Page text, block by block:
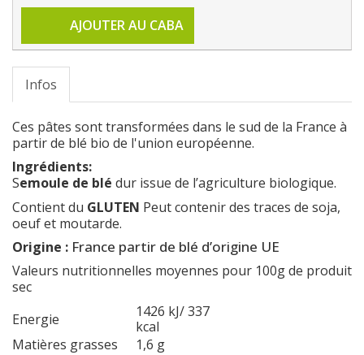
AJOUTER AU CABA
Infos
Ces pâtes sont transformées dans le sud de la France à
partir de blé bio de l'union européenne.
Ingrédients:
Semoule de blé dur issue de l’agriculture biologique.
Contient du GLUTEN Peut contenir des traces de soja,
oeuf et moutarde.
Origine : France partir de blé d’origine UE
Valeurs nutritionnelles moyennes pour 100g de produit
sec
Energie
1426 kJ/ 337
kcal
Matières grasses
1,6 g